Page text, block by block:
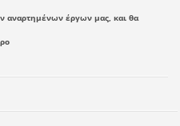
αναρτημένων έργων μας, και θα